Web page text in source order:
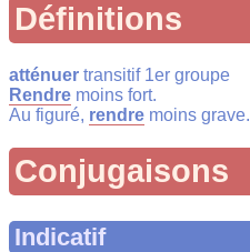
Définitions
atténuer transitif 1er groupe
Rendre moins fort.
Au figuré, rendre moins grave.
Conjugaisons
Indicatif